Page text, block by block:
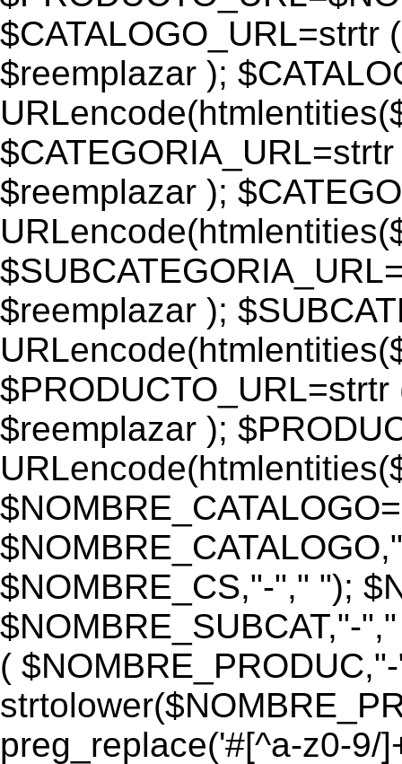
$CATALOGO_URL=strtr
$reemplazar );
$reemplazar );
$reemplazar );
$reemplazar );
$NOMBRE_CS,"-"," ");
$NOMBRE_SUBCAT,"-
(
preg_replace('#[^a-z0-9/